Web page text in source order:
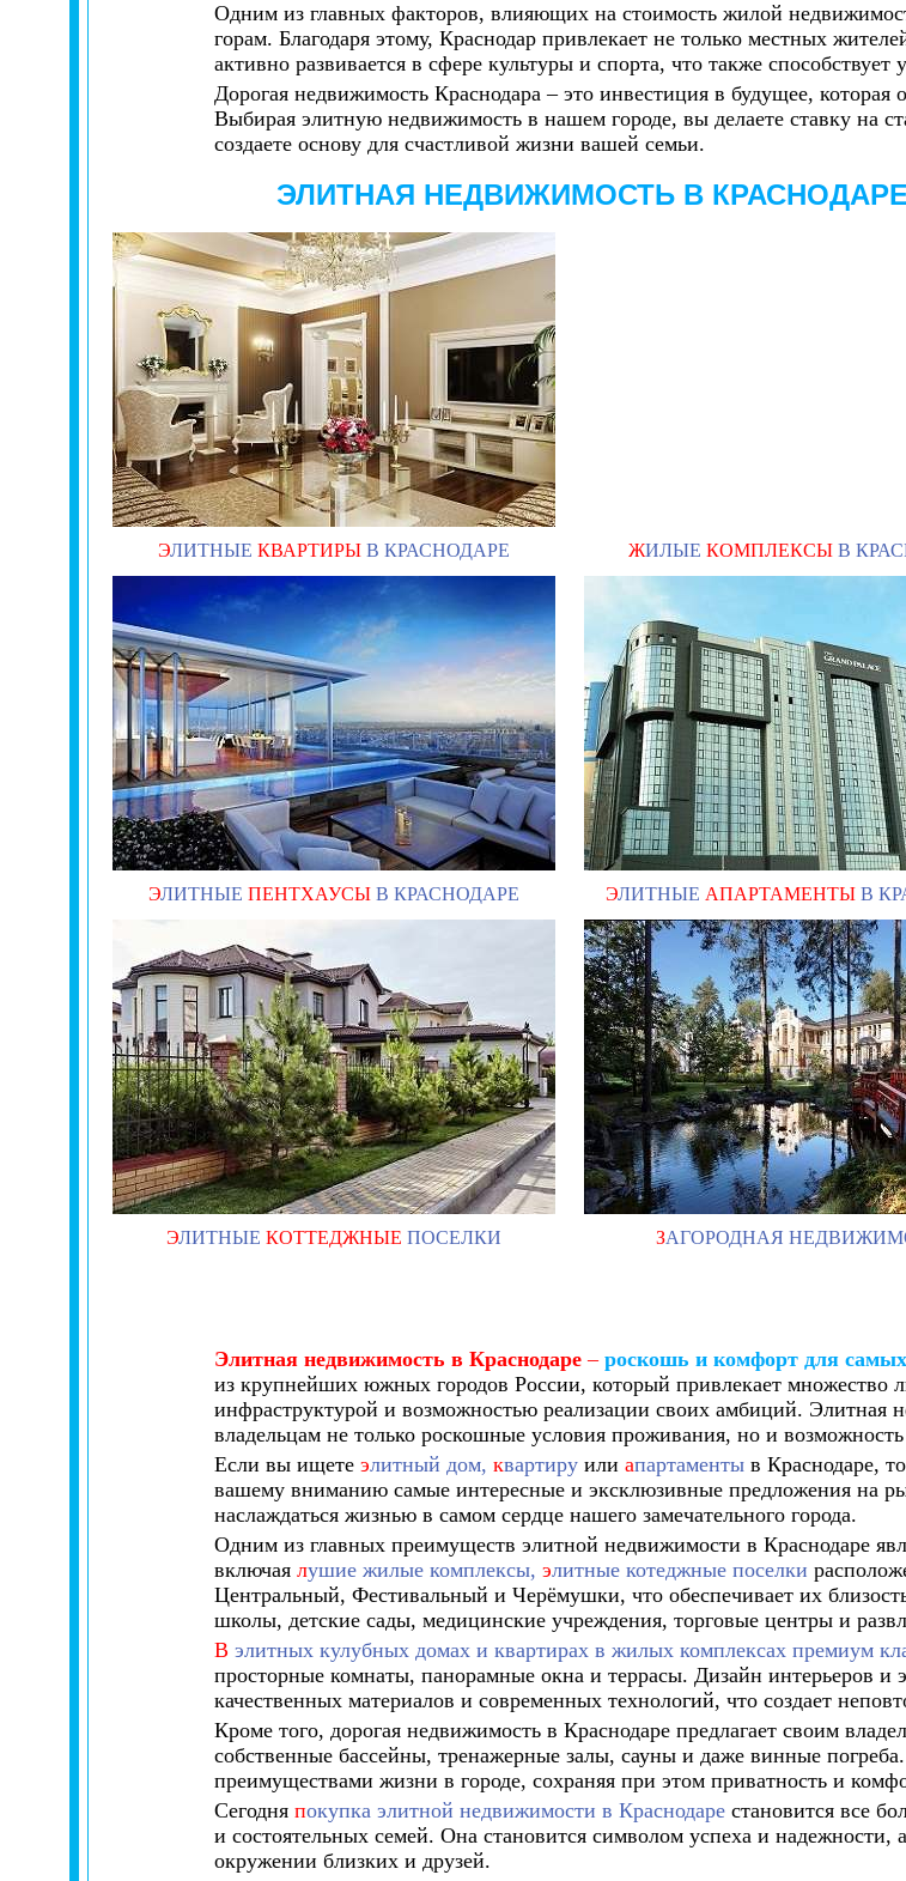
Одним из главных факторов, влияющих на стоимость жилой
горам. Благодаря этому, Краснодар привлекает не только местных
активно развивается в сфере культуры и спорта, что также
Дорогая недвижимость Краснодара – это инвестиция в будущее, которая
Выбирая элитную недвижимость в нашем городе, вы делаете ставку на
создаете основу для счастливой жизни вашей семьи.
ЭЛИТНАЯ НЕДВИЖИМОСТЬ В КРАСНОДАРЕ
ЭЛИТНЫЕ КВАРТИРЫ В КРАСНОДАРЕ ЖИЛЫЕ КОМПЛЕКСЫ В
ЭЛИТНЫЕ ПЕНТХАУСЫ В КРАСНОДАРЕ ЭЛИТНЫЕ АПАРТАМЕНТЫ В
ЭЛИТНЫЕ КОТТЕДЖНЫЕ ПОСЕЛКИ ЗАГОРОДНАЯ
Элитная недвижимость в Краснодаре– роскошь и комфорт для
из крупнейших южных городов России, который привлекает множество
инфраструктурой и возможностью реализации своих амбиций. Элитная
владельцам не только роскошные условия проживания, но и
Если вы ищете элитный дом, квартиру или апартаменты в Краснодаре,
вашему вниманию самые интересные и эксклюзивные предложения на
наслаждаться жизнью в самом сердце нашего замечательного города.
Одним из главных преимуществ элитной недвижимости в Краснодаре
включая лушие жилые комплексы, элитные котеджные поселки
Центральный, Фестивальный и Черёмушки, что обеспечивает их
школы, детские сады, медицинские учреждения, торговые центры и
В элитных кулубных домах и квартирах в жилых комплексах премиум
просторные комнаты, панорамные окна и террасы. Дизайн интерьеров и
качественных материалов и современных технологий, что создает
Кроме того, дорогая недвижимость в Краснодаре предлагает своим
собственные бассейны, тренажерные залы, сауны и даже винные
преимуществами жизни в городе, сохраняя при этом приватность и
Сегодня покупка элитной недвижимости в Краснодаре становится все
и состоятельных семей. Она становится символом успеха и надежности,
окружении близких и друзей.